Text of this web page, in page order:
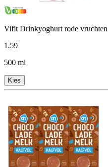
Vifit Drinkyoghurt rode vruchten
1.59
500 ml
Kies